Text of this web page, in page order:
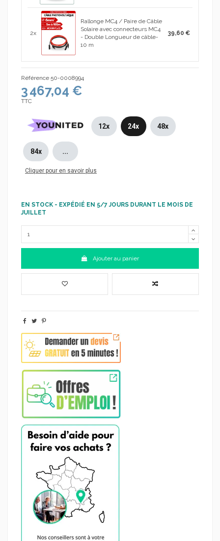
2x
Rallonge MC4 / Paire de Câble
Solaire avec connecteurs MC4
- Double Longueur de câble-
10 m
39,60 €
Référence 50-0008994
3 467,04 €
TTC
12x 24x 48x
84x ...
Cliquer pour en savoir plus
EN STOCK - EXPÉDIÉ EN 5/7 JOURS DURANT LE MOIS DE
JUILLET
Ajouter au panier